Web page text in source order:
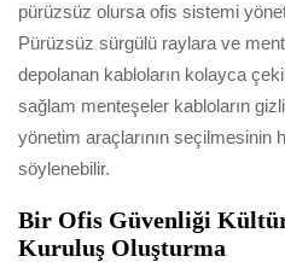
pürüzsüz olursa ofis sistemi
Pürüzsüz sürgülü raylara ve
depolanan kabloların kolayca
sağlam menteşeler kabloların
yönetim araçlarının seçilmesinin
söylenebilir.
Bir Ofis Güvenliği
Kuruluş Oluşturma